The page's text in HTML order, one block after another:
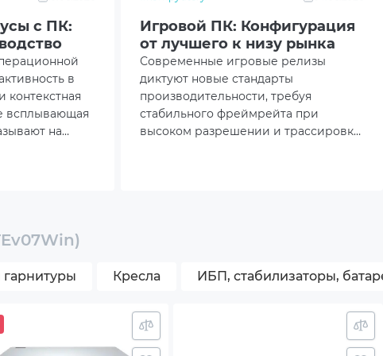
с ПК:
в
контекстная
всплывающая
на
Игровой ПК: Конфигурация
от лучшего к низу рынка
Современные игровые релизы
диктуют новые стандарты
производительности, требуя
стабильного фреймрейта при
высоком разрешении и трассировке
Кресла ИБП, стабилизаторы,